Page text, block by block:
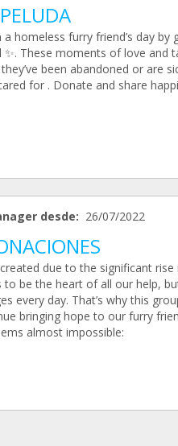
a homeless furry friend’s day
These moments of love and
been abandoned or are
for . Donate and share
desde: 26/07/2022
due to the significant
to be the heart of all our help,
every day. That’s why this
bringing hope to our furry
almost impossible: